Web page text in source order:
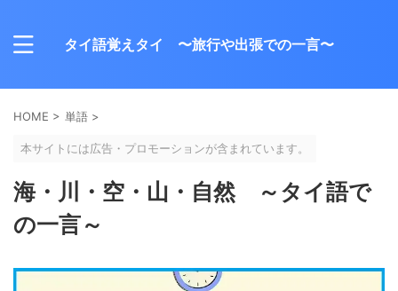
タイ語覚えタイ 〜旅行や出張での一言〜
HOME > 単語 >
本サイトには広告・プロモーションが含まれています。
海・川・空・山・自然 ～タイ語で
の一言～